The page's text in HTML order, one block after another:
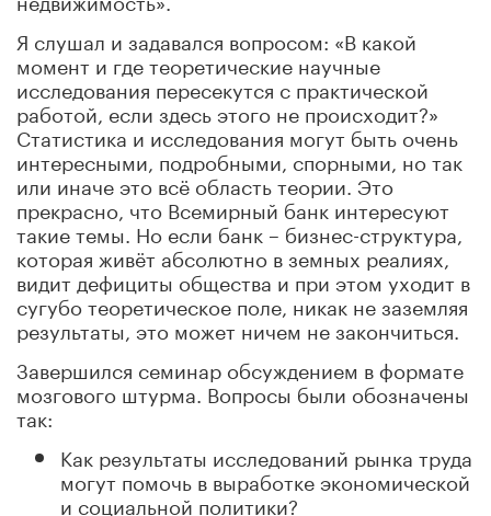
Я слушал и задавался вопросом: «В какой
момент и где теоретические научные
исследования пересекутся с практической
работой, если здесь этого не происходит?»
Статистика и исследования могут быть очень
интересными, подробными, спорными, но так
или иначе это всё область теории. Это
прекрасно, что Всемирный банк интересуют
такие темы. Но если банк – бизнес-структура,
которая живёт абсолютно в земных реалиях,
видит дефициты общества и при этом уходит в
сугубо теоретическое поле, никак не заземляя
результаты, это может ничем не закончиться.
Завершился семинар обсуждением в формате
мозгового штурма. Вопросы были обозначены
так:
Как результаты исследований рынка труда
могут помочь в выработке экономической
и социальной политики?